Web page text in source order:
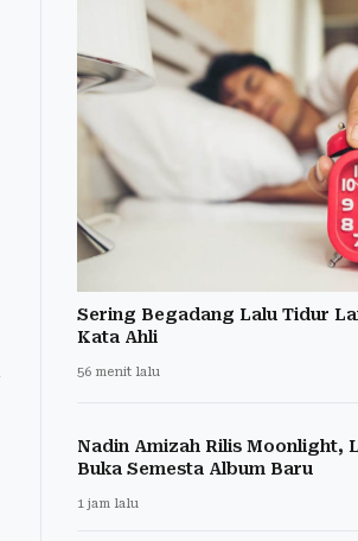
Sering Begadang Lalu Tidur
Kata Ahli
56 menit lalu
Nadin Amizah Rilis Moonlight,
Buka Semesta Album Baru
1 jam lalu